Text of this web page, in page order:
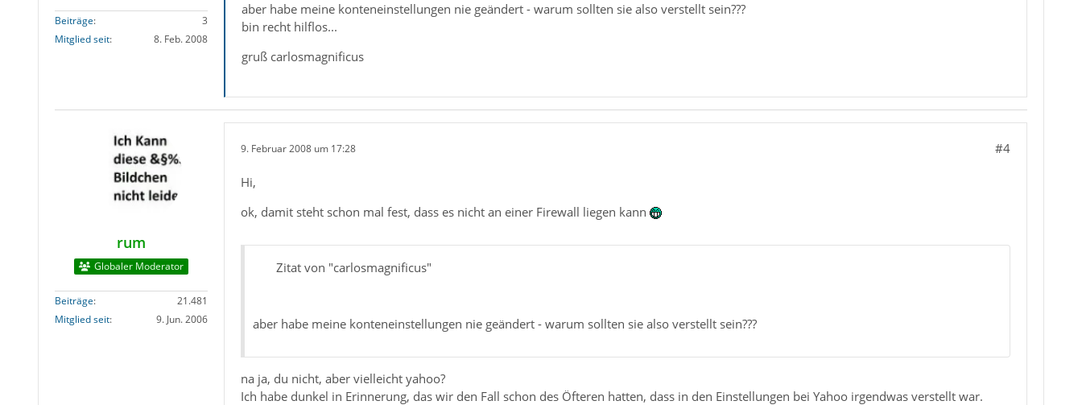
Beiträge
3
Mitglied seit
8. Feb. 2008
aber habe meine konteneinstellungen nie geändert - warum sollten sie also verstellt sein???
bin recht hilflos...
gruß carlosmagnificus
rum
Globaler Moderator
Beiträge
21.481
Mitglied seit
9. Jun. 2006
9. Februar 2008 um 17:28 #4
Hi,
ok, damit steht schon mal fest, dass es nicht an einer Firewall liegen kann
Zitat von "carlosmagnificus"
aber habe meine konteneinstellungen nie geändert - warum sollten sie also verstellt sein???
na ja, du nicht, aber vielleicht yahoo?
Ich habe dunkel in Erinnerung, das wir den Fall schon des Öfteren hatten, dass in den Einstellungen bei Yahoo irgendwas verstellt war.